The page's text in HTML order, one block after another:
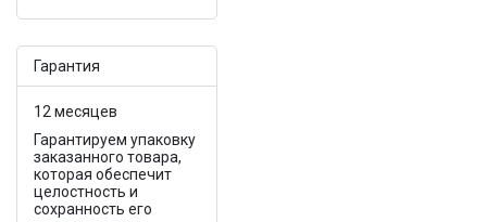
Гарантия
12 месяцев
Гарантируем упаковку
заказанного товара,
которая обеспечит
целостность и
сохранность его